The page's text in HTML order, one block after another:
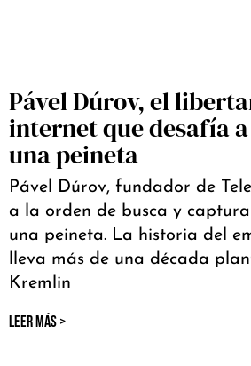
Pável Dúrov, el
internet que desafía
una peineta
Pável Dúrov, fundador de
a la orden de busca y
una peineta. La historia del
lleva más de una década
Kremlin
LEER MÁS >